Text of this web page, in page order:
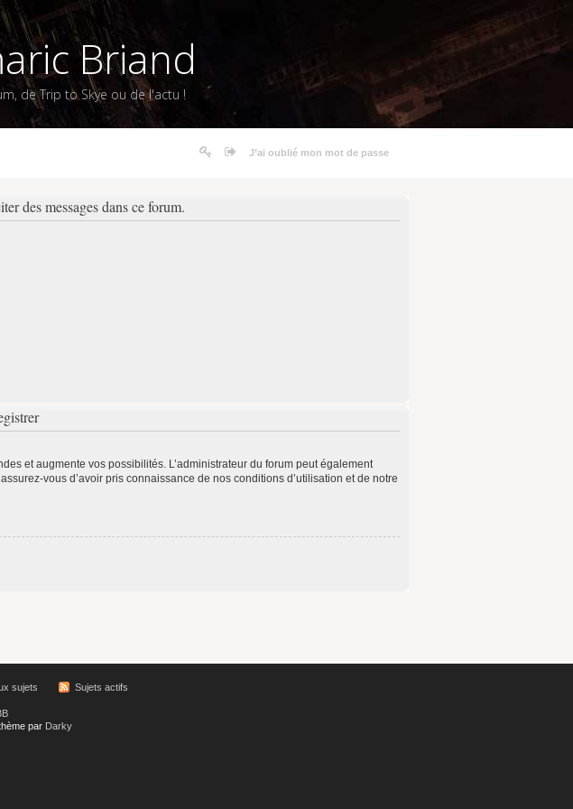
Briand
de Trip to Skye ou de l'actu !
J’ai oublié mon mot de passe
des messages dans ce forum.
et augmente vos possibilités. L’administrateur du forum peut également
vous d’avoir pris connaissance de nos conditions d’utilisation et de notre
sujets Sujets actifs
par Darky